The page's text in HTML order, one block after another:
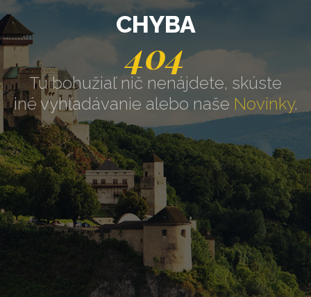
CHYBA
404
Tu bohužiaľ nič nenájdete, skúste
iné vyhľadávanie alebo naše Novinky.